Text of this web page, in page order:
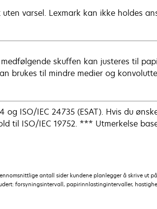
varsel. Lexmark kan ikke holdes
skuffen kan justeres til
brukes til mindre medier og
ISO/IEC 24735 (ESAT). Hvis du
til ISO/IEC 19752. *** Utmerkelse
antall sider kundene planlegger å skrive ut
forsyningsintervall, papirinnlastingintervaller,